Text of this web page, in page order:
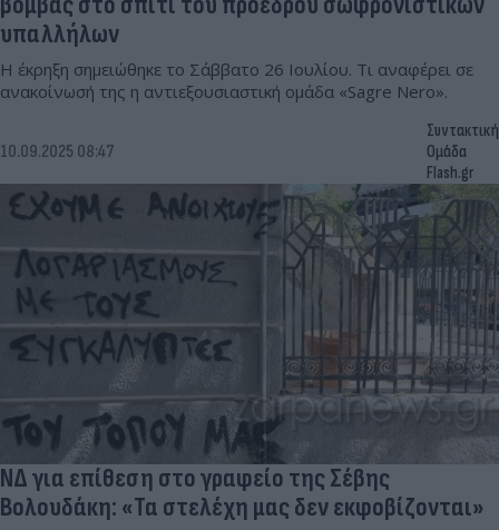
υπαλλήλων
Η έκρηξη σημειώθηκε το Σάββατο 26 Ιουλίου. Τι αναφέρει σε
ανακοίνωσή της η αντιεξουσιαστική ομάδα «Sagre Nero».
10.09.2025 08:47
Συντακτική
Ομάδα
Flash.gr
ΝΔ για επίθεση στο γραφείο της Σέβης
Βολουδάκη: «Τα στελέχη μας δεν εκφοβίζονται»